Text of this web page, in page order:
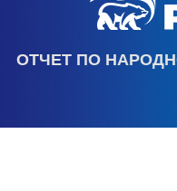
ОТЧЕТ ПО